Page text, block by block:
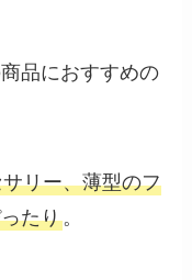
品におすすめの
リー、薄型のフ
たり。